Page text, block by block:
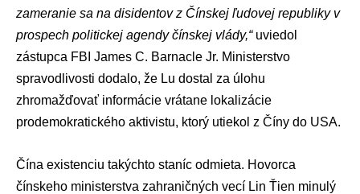
zameranie sa na disidentov z Čínskej ľudovej republiky v
prospech politickej agendy čínskej vlády,“uviedol
zástupca FBI James C. Barnacle Jr. Ministerstvo
spravodlivosti dodalo, že Lu dostal za úlohu
zhromažďovať informácie vrátane lokalizácie
prodemokratického aktivistu, ktorý utiekol z Číny do USA.
Čína existenciu takýchto staníc odmieta. Hovorca
čínskeho ministerstva zahraničných vecí Lin Ťien minulý